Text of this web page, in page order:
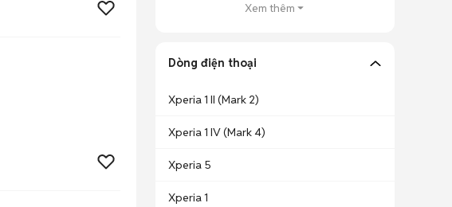
Xem thêm
Dòng điện thoại
Xperia 1 II (Mark 2)
Xperia 1 IV (Mark 4)
Xperia 5
Xperia 1